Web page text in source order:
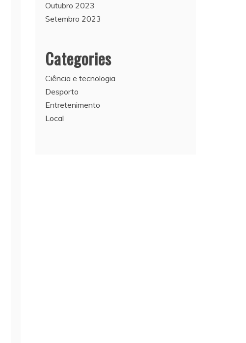
Outubro 2023
Setembro 2023
Categories
Ciência e tecnologia
Desporto
Entretenimento
Local